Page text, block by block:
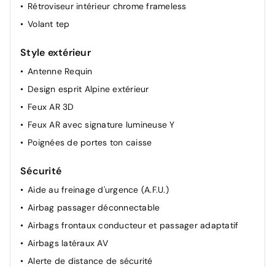
Siège AV réglable en hauteur
Tableau de bord avec écran numérique et
Rétroviseur intérieur chrome frameless
Volant tep
Style extérieur
Antenne Requin
Design esprit Alpine extérieur
Feux AR 3D
Feux AR avec signature lumineuse Y
Poignées de portes ton caisse
Sécurité
Aide au freinage d'urgence (A.F.U.)
Airbag passager déconnectable
Airbags frontaux conducteur et passager adaptatif
Airbags latéraux AV
Alerte de distance de sécurité